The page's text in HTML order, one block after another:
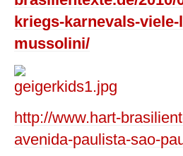
kriegs-karnevals-
mussolini/
http://www.hart-
avenida-paulista-sao-